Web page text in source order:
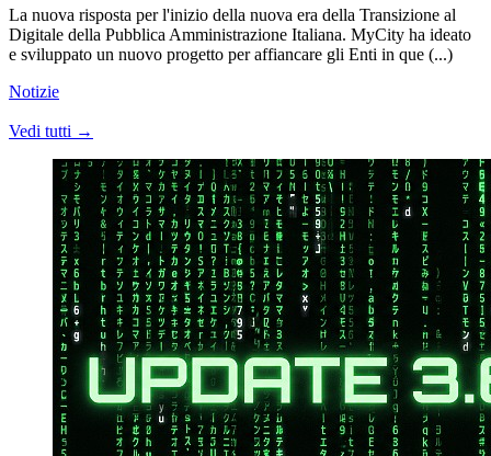
La nuova risposta per l'inizio della nuova era della Transizione al
Digitale della Pubblica Amministrazione Italiana. MyCity ha ideato
e sviluppato un nuovo progetto per affiancare gli Enti in que (...)
Notizie
Vedi tutti →